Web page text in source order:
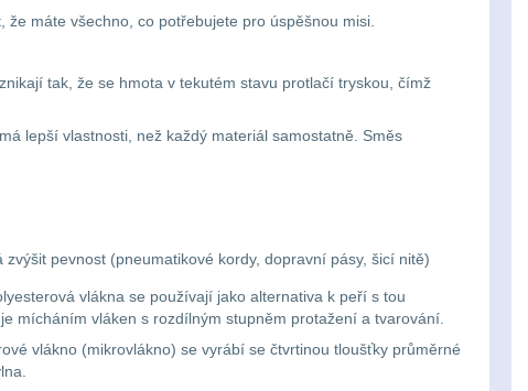
máte všechno, co potřebujete pro úspěšnou misi.
tak, že se hmota v tekutém stavu protlačí tryskou, čímž
lepší vlastnosti, než každý materiál samostatně. Směs
pevnost (pneumatikové kordy, dopravní pásy, šicí nitě)
vlákna se používají jako alternativa k peří s tou
mícháním vláken s rozdílným stupněm protažení a tvarování.
vlákno (mikrovlákno) se vyrábí se čtvrtinou tloušťky průměrné